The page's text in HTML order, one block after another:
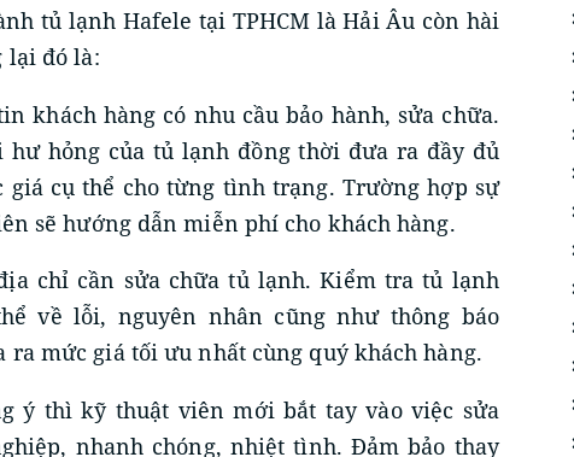
tủ lạnh Hafele tại TPHCM là Hải Âu còn hài
lại đó là:
khách hàng có nhu cầu bảo hành, sửa chữa.
hỏng của tủ lạnh đồng thời đưa ra đầy đủ
cụ thể cho từng tình trạng. Trường hợp sự
sẽ hướng dẫn miễn phí cho khách hàng.
chỉ cần sửa chữa tủ lạnh. Kiểm tra tủ lạnh
về lỗi, nguyên nhân cũng như thông báo
mức giá tối ưu nhất cùng quý khách hàng.
ý thì kỹ thuật viên mới bắt tay vào việc sửa
nhanh chóng, nhiệt tình. Đảm bảo thay